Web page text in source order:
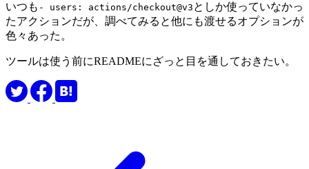
いつも - users: actions/checkout@v3 としか使っていなかっ
たアクションだが、調べてみると他にも渡せるオプションが
色々あった。
ツールは使う前にREADMEにざっと目を通しておきたい。